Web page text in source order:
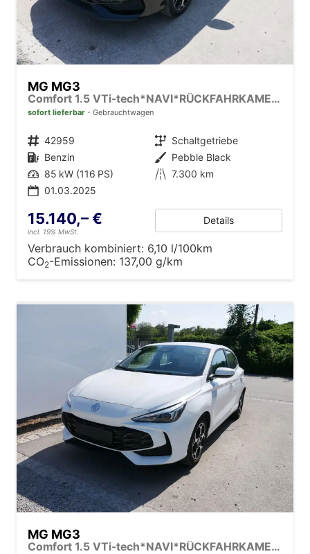
MG MG3
Comfort 1.5 VTi-tech*NAVI*RÜCKFAHRKAMERA*LED*PDC*SMARTLINK*
sofort lieferbar Gebrauchtwagen
Fahrzeugnr. 42959 Getriebe Schaltgetriebe
Kraftstoff Benzin Außenfarbe Pebble Black
Leistung 85 kW (116 PS) Kilometerstand 7.300 km
01.03.2025
15.140,– €
incl. 19% MwSt.
Details
Verbrauch kombiniert: 6,10 l/100km
CO2-Emissionen: 137,00 g/km
MG MG3
Comfort 1.5 VTi-tech*NAVI*RÜCKFAHRKAMERA*LED*PDC*SMARTLINK*